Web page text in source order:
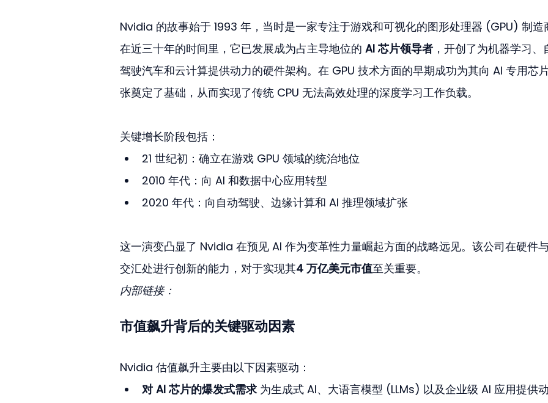
Nvidia 的故事始于 1993 年，当时是一家专注于游戏和可视化的图形处理器 (GPU) 制造
在近三十年的时间里，它已发展成为占主导地位的 AI 芯片领导者 ，开创了为机器学习、
驾驶汽车和云计算提供动力的硬件架构。在 GPU 技术方面的早期成功为其向 AI 专用芯
张奠定了基础，从而实现了传统 CPU 无法高效处理的深度学习工作负载。
关键增长阶段包括：
21 世纪初：确立在游戏 GPU 领域的统治地位
2010 年代：向 AI 和数据中心应用转型
2020 年代：向自动驾驶、边缘计算和 AI 推理领域扩张
这一演变凸显了 Nvidia 在预见 AI 作为变革性力量崛起方面的战略远见。该公司在硬件
交汇处进行创新的能力，对于实现其4 万亿美元市值至关重要。
内部链接：
市值飙升背后的关键驱动因素
Nvidia 估值飙升主要由以下因素驱动：
对 AI 芯片的爆发式需求 为生成式 AI、大语言模型 (LLMs) 以及企业级 AI 应用提供